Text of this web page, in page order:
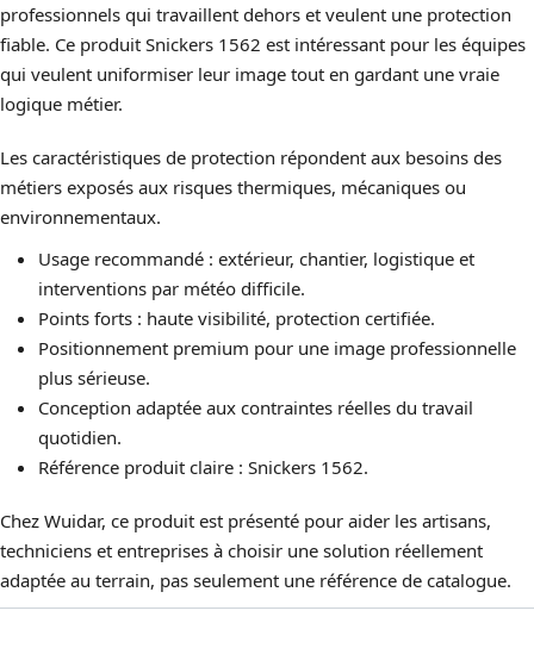
professionnels qui travaillent dehors et veulent une protection
fiable. Ce produit Snickers 1562 est intéressant pour les équipes
qui veulent uniformiser leur image tout en gardant une vraie
logique métier.
Les caractéristiques de protection répondent aux besoins des
métiers exposés aux risques thermiques, mécaniques ou
environnementaux.
Usage recommandé : extérieur, chantier, logistique et
interventions par météo difficile.
Points forts : haute visibilité, protection certifiée.
Positionnement premium pour une image professionnelle
plus sérieuse.
Conception adaptée aux contraintes réelles du travail
quotidien.
Référence produit claire : Snickers 1562.
Chez Wuidar, ce produit est présenté pour aider les artisans,
techniciens et entreprises à choisir une solution réellement
adaptée au terrain, pas seulement une référence de catalogue.